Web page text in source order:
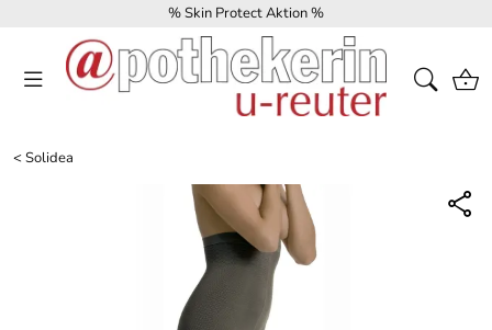
% Skin Protect Aktion %
<Solidea